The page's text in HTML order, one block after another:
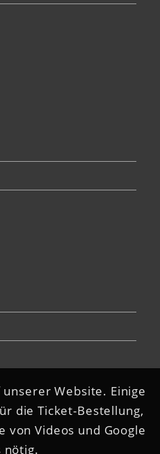
Website. Einige
die Ticket-Bestellung,
von Videos und Google
nötig.